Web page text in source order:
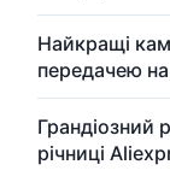
Найкращі
передачею
Грандіозний
річниці